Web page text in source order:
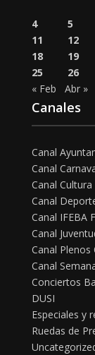
4
5
11
12
18
19
25
26
« Feb
Abr »
Canales
Canal
Canal
Canal Cultura
Canal
Canal IFEBA
Canal
Canal Plenos
Canal
Conciertos
DUSI
Especiales y
Ruedas de